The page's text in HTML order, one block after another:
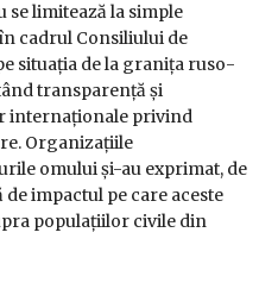
limitează la simple
cadrul Consiliului de
situația de la granița ruso-
transparență și
internaționale privind
Organizațiile
omului și-au exprimat, de
impactul pe care aceste
populațiilor civile din